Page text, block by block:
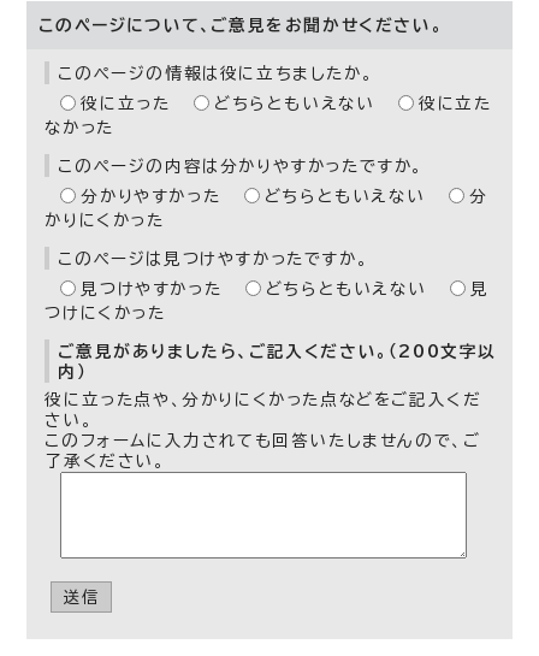
このページについて、ご意見をお聞かせください。
このページの情報は役に立ちましたか。
役に立った
どちらともいえない
役に立た
なかった
このページの内容は分かりやすかったですか。
分かりやすかった
どちらともいえない
分
かりにくかった
このページは見つけやすかったですか。
見つけやすかった
どちらともいえない
見
つけにくかった
ご意見がありましたら、ご記入ください。（200文字以
内）
役に立った点や、分かりにくかった点などをご記入くだ
さい。
このフォームに入力されても回答いたしませんので、ご
了承ください。
送信